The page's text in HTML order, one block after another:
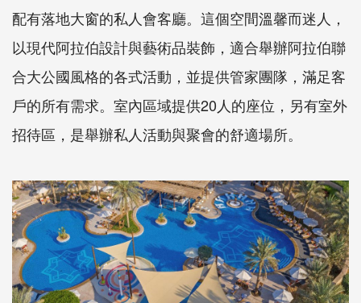
配有落地大窗的私人會客廳。這個空間溫馨而迷人，
以現代阿拉伯設計與藝術品裝飾，適合舉辦阿拉伯聯
合大公國風格的各式活動，並提供管家團隊，滿足客
戶的所有需求。室內區域提供20人的座位，另有室外
招待區，是舉辦私人活動與聚會的舒適場所。